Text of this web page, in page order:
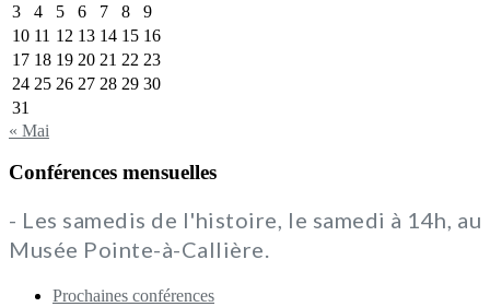
3
4 5 6 7 8
9
10 11 12 13 14 15 16
17 18 19 20 21 22 23
24 25 26 27 28 29 30
31
« Mai
Conférences mensuelles
- Les samedis de l'histoire, le samedi à 14h, au
Musée Pointe-à-Callière.
Prochaines conférences